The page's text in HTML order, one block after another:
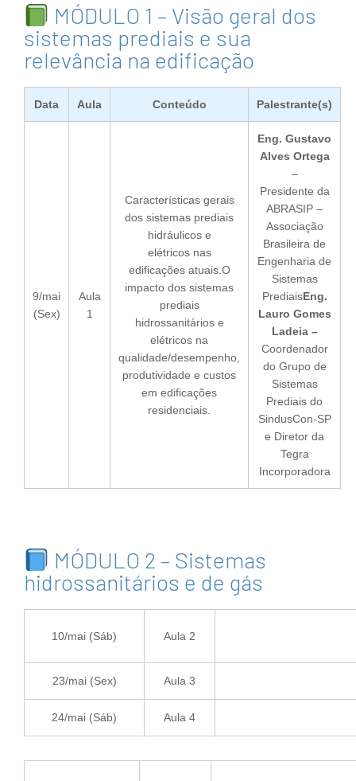
MÓDULO 1 – Visão geral dos
sistemas prediais e sua
relevância na edificação
Data Aula Conteúdo Palestrante(s)
9/mai
(Sex)
Aula
1
Características gerais
dos sistemas prediais
hidráulicos e
elétricos nas
edificações atuais.O
impacto dos sistemas
prediais
hidrossanitários e
elétricos na
qualidade/desempenho,
produtividade e custos
em edificações
residenciais.
Eng. Gustavo
Alves Ortega
–
Presidente da
ABRASIP –
Associação
Brasileira de
Engenharia de
Sistemas
PrediaisEng.
Lauro Gomes
Ladeia –
Coordenador
do Grupo de
Sistemas
Prediais do
SindusCon-SP
e Diretor da
Tegra
Incorporadora
MÓDULO 2 – Sistemas
hidrossanitários e de gás
10/mai (Sáb) Aula 2
23/mai (Sex) Aula 3
24/mai (Sáb) Aula 4